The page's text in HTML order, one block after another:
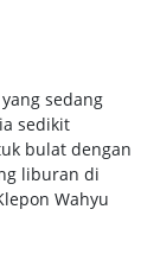
sedang
sedikit
bulat dengan
liburan di
Wahyu